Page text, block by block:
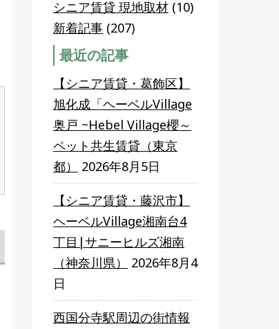
シニア賃貸 現地取材 (10)
新着記事 (207)
最近の記事
【シニア賃貸・葛飾区】
旭化成「ヘーベルVillage
奥戸 ~Hebel Village櫻～
ペット共生賃貸（東京
都）
2026年8月5日
【シニア賃貸・藤沢市】
ヘーベルVillage湘南台4
丁目|サニーヒルズ湘南
（神奈川県）
2026年8月4
日
西国分寺駅周辺の街情報